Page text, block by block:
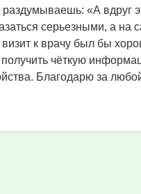
раздумываешь: «А вдруг
серьезными, а
к врачу был бы
чёткую
Благодарю за